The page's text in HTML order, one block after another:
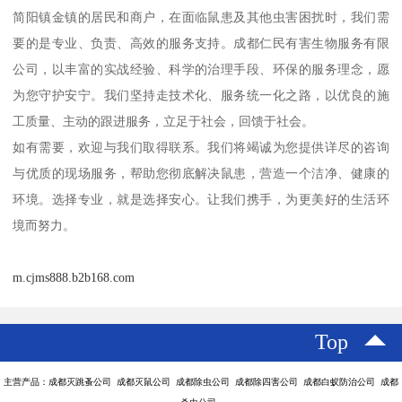
简阳镇金镇的居民和商户，在面临鼠患及其他虫害困扰时，我们需
要的是专业、负责、高效的服务支持。成都仁民有害生物服务有限
公司，以丰富的实战经验、科学的治理手段、环保的服务理念，愿
为您守护安宁。我们坚持走技术化、服务统一化之路，以优良的施
工质量、主动的跟进服务，立足于社会，回馈于社会。
如有需要，欢迎与我们取得联系。我们将竭诚为您提供详尽的咨询
与优质的现场服务，帮助您彻底解决鼠患，营造一个洁净、健康的
环境。选择专业，就是选择安心。让我们携手，为更美好的生活环
境而努力。
m.cjms888.b2b168.com
Top
主营产品：成都灭跳蚤公司 成都灭鼠公司 成都除虫公司 成都除四害公司 成都白蚁防治公司 成都